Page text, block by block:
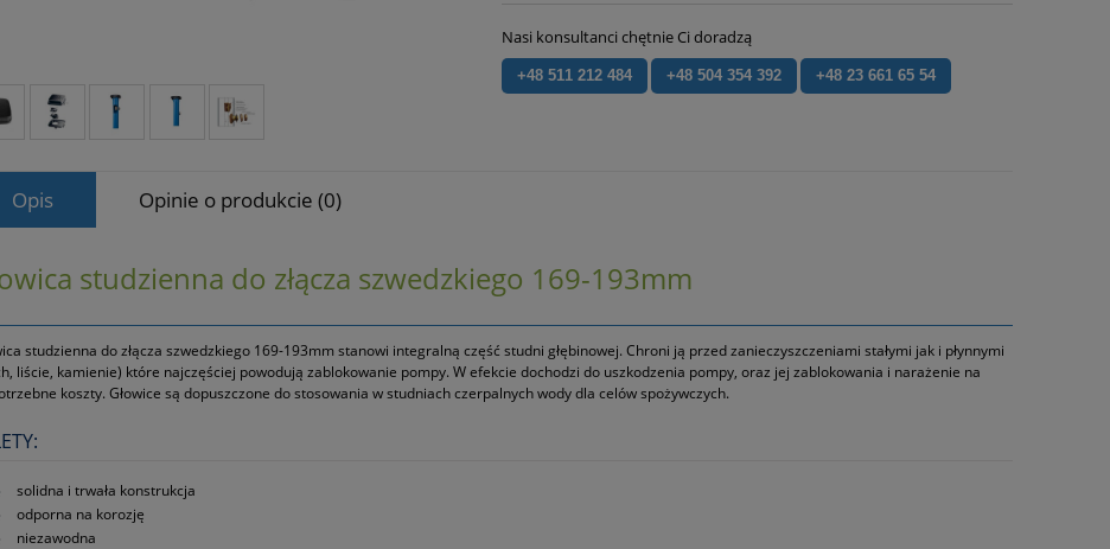
Nasi konsultanci chętnie Ci doradzą
+48 511 212 484 +48 504 354 392 +48 23 661 65 54
Opis Opinie o produkcie (0)
studzienna do złącza szwedzkiego 169-193mm
studzienna do złącza szwedzkiego 169-193mm stanowi integralną część studni głębinowej. Chroni ją przed zanieczyszczeniami stałymi jak i płynnymi
liście, kamienie) które najczęściej powodują zablokowanie pompy. W efekcie dochodzi do uszkodzenia pompy, oraz jej zablokowania i narażenie na
koszty. Głowice są dopuszczone do stosowania w studniach czerpalnych wody dla celów spożywczych.
solidna i trwała konstrukcja
odporna na korozję
niezawodna